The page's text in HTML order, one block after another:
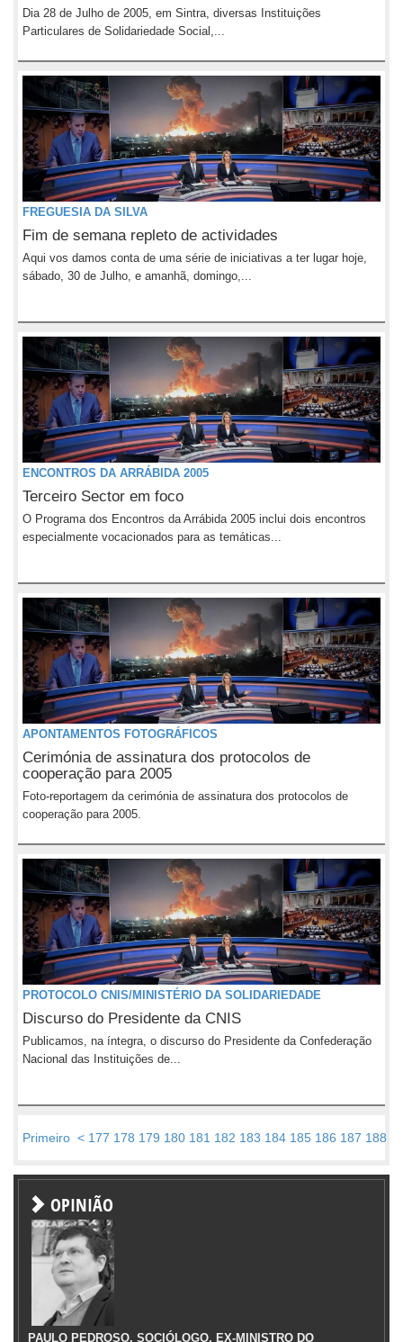
Dia 28 de Julho de 2005, em Sintra, diversas Instituições
Particulares de Solidariedade Social,...
FREGUESIA DA SILVA
Fim de semana repleto de actividades
Aqui vos damos conta de uma série de iniciativas a ter lugar hoje,
sábado, 30 de Julho, e amanhã, domingo,...
ENCONTROS DA ARRÁBIDA 2005
Terceiro Sector em foco
O Programa dos Encontros da Arrábida 2005 inclui dois encontros
especialmente vocacionados para as temáticas...
APONTAMENTOS FOTOGRÁFICOS
Cerimónia de assinatura dos protocolos de
cooperação para 2005
Foto-reportagem da cerimónia de assinatura dos protocolos de
cooperação para 2005.
PROTOCOLO CNIS/MINISTÉRIO DA SOLIDARIEDADE
Discurso do Presidente da CNIS
Publicamos, na íntegra, o discurso do Presidente da Confederação
Nacional das Instituições de...
Primeiro < 177 178 179 180 181 182 183 184 185 186 187 188
OPINIÃO
PAULO PEDROSO, SOCIÓLOGO, EX-MINISTRO DO